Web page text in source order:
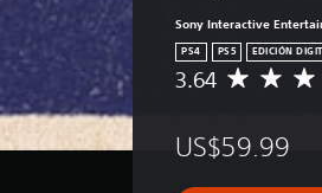
Sony Interactive
PS4 PS5 EDICIÓN
C
i
3.64
US$59.99